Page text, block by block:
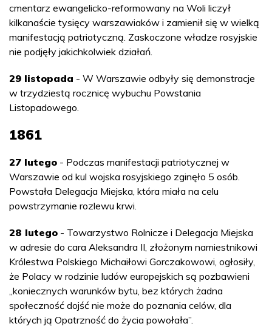
cmentarz ewangelicko-reformowany na Woli liczył
kilkanaście tysięcy warszawiaków i zamienił się w wielką
manifestacją patriotyczną. Zaskoczone władze rosyjskie
nie podjęły jakichkolwiek działań.
29 listopada - W Warszawie odbyły się demonstracje
w trzydziestą rocznicę wybuchu Powstania
Listopadowego.
1861
27 lutego - Podczas manifestacji patriotycznej w
Warszawie od kul wojska rosyjskiego zginęło 5 osób.
Powstała Delegacja Miejska, która miała na celu
powstrzymanie rozlewu krwi.
28 lutego - Towarzystwo Rolnicze i Delegacja Miejska
w adresie do cara Aleksandra II, złożonym namiestnikowi
Królestwa Polskiego Michaiłowi Gorczakowowi, ogłosiły,
że Polacy w rodzinie ludów europejskich są pozbawieni
„koniecznych warunków bytu, bez których żadna
społeczność dojść nie może do poznania celów, dla
których ją Opatrzność do życia powołała”.